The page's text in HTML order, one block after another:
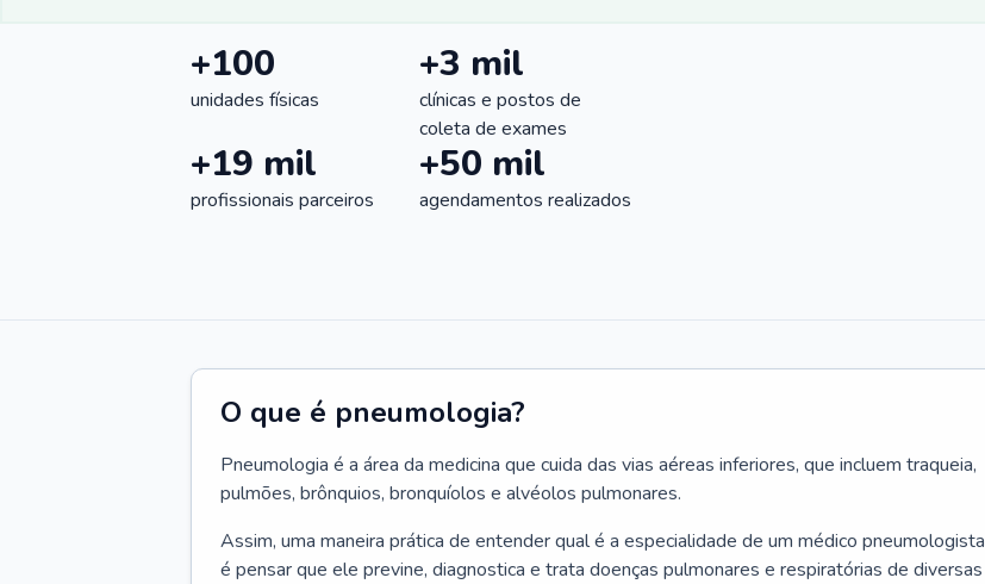
+100
unidades físicas
+3 mil
clínicas e postos de
coleta de exames
+19 mil
profissionais parceiros
+50 mil
agendamentos realizados
O que é pneumologia?
Pneumologia é a área da medicina que cuida das vias aéreas inferiores, que incluem traqueia,
pulmões, brônquios, bronquíolos e alvéolos pulmonares.
Assim, uma maneira prática de entender qual é a especialidade de um médico pneumologista
é pensar que ele previne, diagnostica e trata doenças pulmonares e respiratórias de diversas